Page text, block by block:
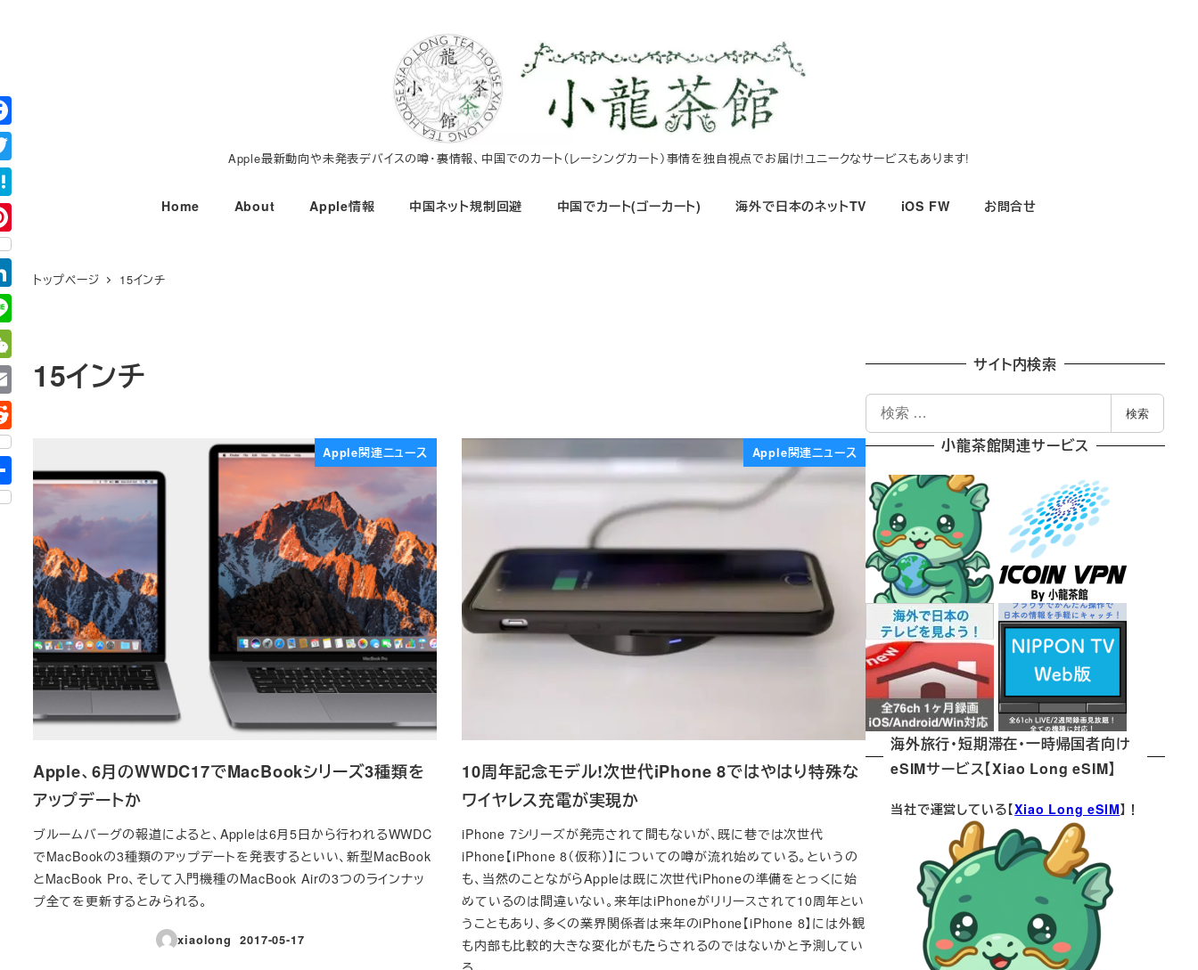
コ
ン
テ
ン
ツ
へ
移
動
Apple最新動向や未発表デバイスの噂・裏情報、中国でのカート（レーシングカート）事情を独自視点でお届け!ユニークなサービスもあります!
Home About Apple情報 中国ネット規制回避 中国でカート(ゴーカート) 海外で日本のネットTV iOS FW お問合せ
トップページ 15インチ
15インチ
Apple関連ニュース
Apple、6月のWWDC17でMacBookシリーズ3種類を
アップデートか
ブルームバーグの報道によると、Appleは6月5日から行われるWWDC
でMacBookの3種類のアップデートを発表するといい、新型MacBook
とMacBook Pro、そして入門機種のMacBook Airの3つのラインナッ
プ全てを更新するとみられる。
xiaolong
投稿日
2017-05-17
Apple関連ニュース
10周年記念モデル!次世代iPhone 8ではやはり特殊な
ワイヤレス充電が実現か
iPhone 7シリーズが発売されて間もないが、既に巷では次世代
iPhone【iPhone 8（仮称）】についての噂が流れ始めている。というの
も、当然のことながらAppleは既に次世代iPhoneの準備をとっくに始
めているのは間違いない。来年はiPhoneがリリースされて10周年とい
うこともあり、多くの業界関係者は来年のiPhone【iPhone 8】には外観
も内部も比較的大きな変化がもたらされるのではないかと予測してい
サイト内検索
索
検索
小龍茶館関連サービス
海外旅行・短期滞在・一時帰国者向け
eSIMサービス【Xiao Long eSIM】
当社で運営している【Xiao Long eSIM】！